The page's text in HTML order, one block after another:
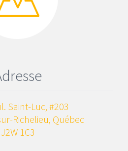
Saint-Luc, #203
Richelieu, Québec
J2W 1C3